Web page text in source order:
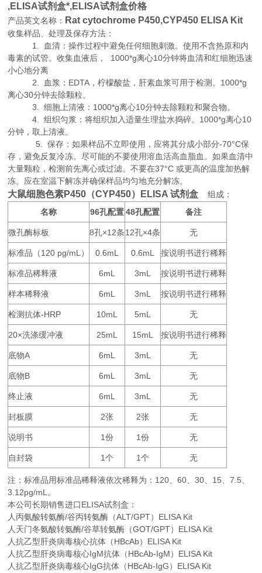
,ELISA试剂盒*,ELISA试剂盒价格
产品英文名称： Rat cytochrome P450,CYP450 ELISA Kit
收集样品、处理及保存方法：
1. 血清：操作过程中避免任何细胞刺激。使用不含热原和内
毒素的试管。收集血液后， 1000*g离心10分钟将血清和红细胞迅速
小心地分离
2. 血浆：EDTA，柠檬酸盐，肝素血浆可用于检测。1000*g
离心30分钟去除颗粒。
3. 细胞上清液：1000*g离心10分钟去除颗粒和聚合物。
4. 组织匀浆：将组织加入适量生理盐水捣碎。1000*g离心10
分钟，取上清液。
5. 保存：如果样品不立即使用，应将其分成小部分-70°C保
存，避免反复冷冻。尽可能的不要使用溶血活高血脂血。如果血清中
大量颗粒，检测前先离心或过滤。不要在37°C 或更高的温度加热解
冻。应在室温下解冻并确保样品均匀地充分解冻。
大鼠细胞色素P450（CYP450）ELISA 试剂盒组成：
名称
96孔配置 48孔配置 备注
微孔酶标板 8孔×12条 12孔×4条 无
标准品（120 pg/mL ） 0.6mL 0.6mL 按说明书进行稀释
标准品稀释液 6mL 3mL 按说明书进行稀释
样本稀释液 6mL 3mL 按说明书进行稀释
检测抗体-HRP 10mL 5mL 无
20×洗涤缓冲液 25mL 15mL 按说明书进行稀释
底物A 6mL 3mL 无
底物B 6mL 3mL 无
终止液 6mL 3mL 无
封板膜 2张 2张 无
说明书 1份 1份 无
自封袋 1个 1个 无
注：标准品用标准品稀释液依次稀释为： 120、60、30、 15、7.5、
3.12pg/mL。
本公司长期销售进口ELISA试剂盒：
人丙氨酸转氨酶/谷丙转氨酶（ALT/GPT）ELISA Kit
人天门冬氨酸转氨酶/谷草转氨酶（GOT/GPT）ELISA Kit
人抗乙型肝炎病毒核心抗体（HBcAb）ELISA Kit
人抗乙型肝炎病毒核心IgM抗体（HBcAb-IgM）ELISA Kit
人抗乙型肝炎病毒核心IgG抗体（HBcAb-IgG）ELISA Kit